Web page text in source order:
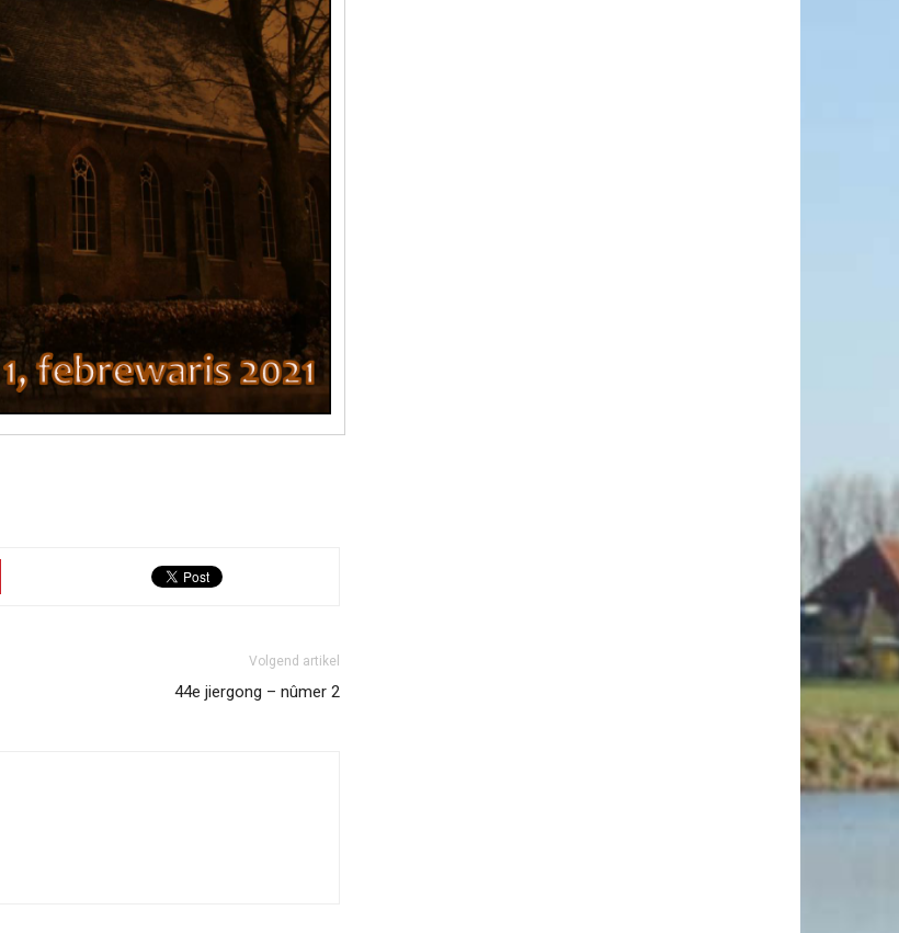
Volgend artikel
44e jiergong – nûmer 2